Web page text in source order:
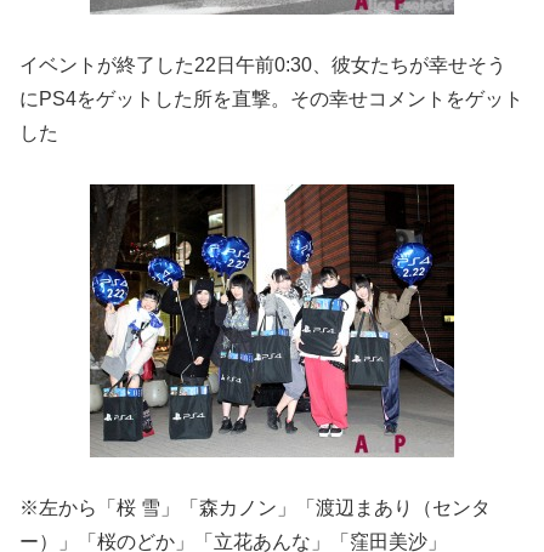
イベントが終了した22日午前0:30、彼女たちが幸せそう
にPS4をゲットした所を直撃。その幸せコメントをゲット
した
※左から「桜 雪」「森カノン」「渡辺まあり（センタ
ー）」「桜のどか」「立花あんな」「窪田美沙」